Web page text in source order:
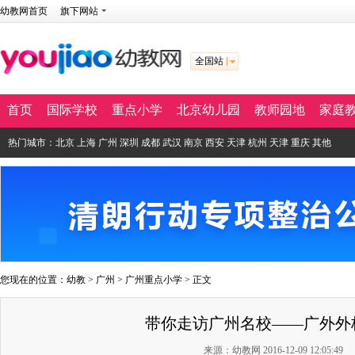
幼教网首页 旗下网站
全国站
首页 国际学校 重点小学 北京幼儿园 教师园地 家庭
热门城市： 北京 上海 广州 深圳 成都 武汉 南京 西安 天津 杭州 天津 重庆 其他
您现在的位置： 幼教 > 广州 > 广州重点小学 > 正文
带你走访广州名校——广外外
来源：幼教网 2016-12-09 12:05:49